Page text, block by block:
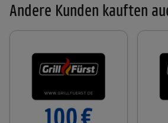
Andere Kunden kauften